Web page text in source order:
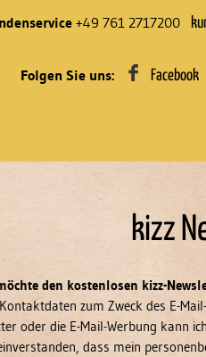
+49 761 2717200
Folgen Sie uns: Facebook
kizz
den kostenlosen kizz-
zum Zweck des E-
oder die E-Mail-Werbung kann
dass mein